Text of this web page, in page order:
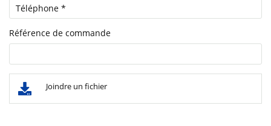
Référence de commande
Joindre un fichier